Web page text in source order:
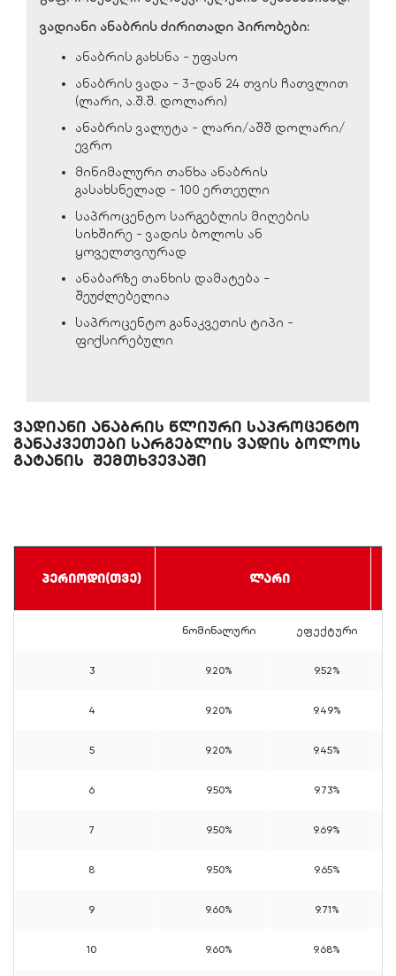
ვადიანი ანაბრის ძირითადი პირობები:
ანაბრის გახსნა - უფასო
ანაბრის ვადა - 3-დან 24 თვის ჩათვლით
(ლარი, ა.შ.შ. დოლარი)
ანაბრის ვალუტა - ლარი/აშშ დოლარი/
ევრო
მინიმალური თანხა ანაბრის
გასახსნელად - 100 ერთეული
საპროცენტო სარგებლის მიღების
სიხშირე - ვადის ბოლოს ან
ყოველთვიურად
ანაბარზე თანხის დამატება -
შეუძლებელია
საპროცენტო განაკვეთის ტიპი -
ფიქსირებული
ვადიანი ანაბრის წლიური საპროცენტო
განაკვეთები სარგებლის ვადის ბოლოს
გატანის შემთხვევაში
პერიოდი(თვე) ლარი
ნომინალური ეფექტური
3 9.20% 9.52%
4 9.20% 9.49%
5 9.20% 9.45%
6 9.50% 9.73%
7 9.50% 9.69%
8 9.50% 9.65%
9 9.60% 9.71%
10 9.60% 9.68%